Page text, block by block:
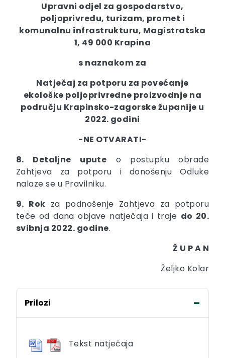
Upravni odjel za gospodarstvo,
poljoprivredu, turizam, promet i
komunalnu infrastrukturu, Magistratska
1, 49 000 Krapina
s naznakom za
Natječaj za potporu za povećanje
ekološke poljoprivredne proizvodnje na
području Krapinsko-zagorske županije u
2022. godini
-NE OTVARATI-
8. Detaljne upute o postupku obrade
Zahtjeva za potporu i donošenju Odluke
nalaze se u Pravilniku.
9. Rok za podnošenje Zahtjeva za potporu
teče od dana objave natječaja i traje do 20.
svibnja 2022. godine.
Ž U P A N
Željko Kolar
Prilozi
Tekst natječaja